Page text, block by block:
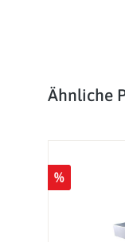
Ähnliche
%